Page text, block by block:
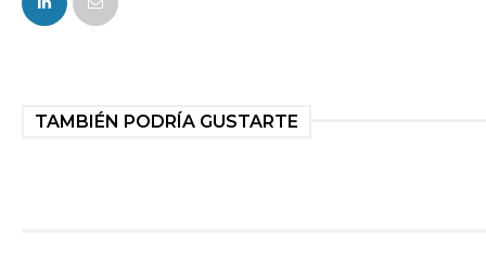
TAMBIÉN PODRÍA GUSTARTE